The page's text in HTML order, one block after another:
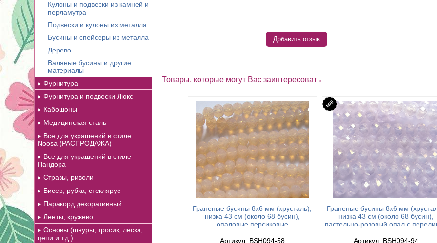
Кулоны и подвески из камней и
перламутра
Подвески и кулоны из металла
Бусины и спейсеры из металла
Дерево
Валяные бусины и другие
материалы
Фурнитура
Фурнитура и подвески Люкс
Кабошоны
Медицинская сталь
Все для украшений в стиле
Noosa (РАСПРОДАЖА)
Все для украшений в стиле
Пандора
Стразы, риволи
Бисер, рубка, стеклярус
Паракорд декоративный
Ленты, кружево
Основы (шнуры, тросик, леска,
цепи и т.д.)
Добавить отзыв
Товары, которые могут Вас заинтересовать
Граненые бусины 8х6 мм (хрусталь),
низка 43 см (около 68 бусин),
опаловые персиковые
Артикул: BSH094-58
Граненые бусины 8х6 мм
низка 43 см (около 68 бусин),
пастельно-розовый опал с
Артикул: BSH094-94